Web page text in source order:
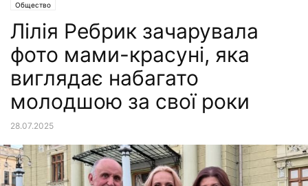
Общество
Лілія Ребрик зачарувала
фото мами-красуні, яка
виглядає набагато
молодшою за свої роки
28.07.2025